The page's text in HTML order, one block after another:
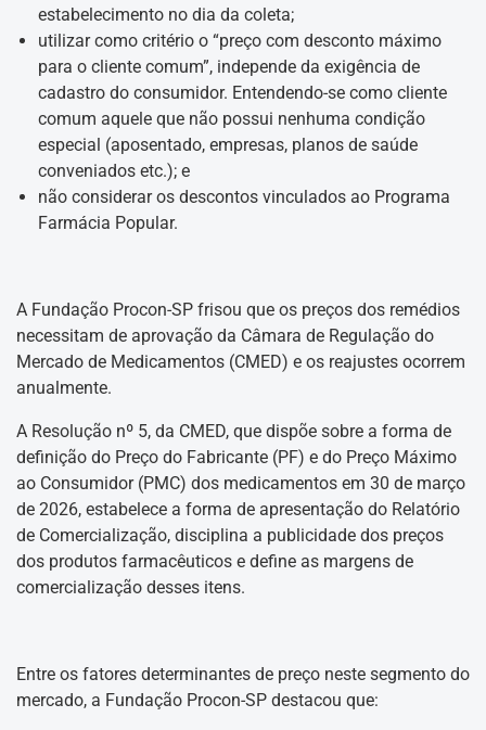
estabelecimento no dia da coleta;
utilizar como critério o “preço com desconto máximo
para o cliente comum”, independe da exigência de
cadastro do consumidor. Entendendo-se como cliente
comum aquele que não possui nenhuma condição
especial (aposentado, empresas, planos de saúde
conveniados etc.); e
não considerar os descontos vinculados ao Programa
Farmácia Popular.
A Fundação Procon-SP frisou que os preços dos remédios
necessitam de aprovação da Câmara de Regulação do
Mercado de Medicamentos (CMED) e os reajustes ocorrem
anualmente.
A Resolução nº 5, da CMED, que dispõe sobre a forma de
definição do Preço do Fabricante (PF) e do Preço Máximo
ao Consumidor (PMC) dos medicamentos em 30 de março
de 2026, estabelece a forma de apresentação do Relatório
de Comercialização, disciplina a publicidade dos preços
dos produtos farmacêuticos e define as margens de
comercialização desses itens.
Entre os fatores determinantes de preço neste segmento do
mercado, a Fundação Procon-SP destacou que: